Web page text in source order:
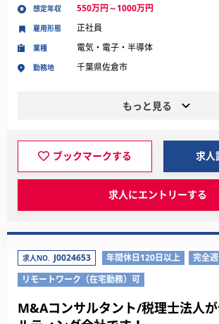
想定年収 550万円～1000万円
業種 電気・電子・半導体
勤務地 千葉県佐倉市
雇用形態 正社員
もっと見る
ブックマークする 求人
求人にエントリーする
求人NO. J0024653 年間休日120日以上
完全
リモートワーク（在宅勤務）可
M&Aコンサルタント/税理士法人